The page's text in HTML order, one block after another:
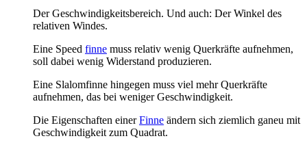
Der Geschwindigkeitsbereich. Und auch: Der Winkel des
relativen Windes.
Eine Speed finne muss relativ wenig Querkräfte aufnehmen,
soll dabei wenig Widerstand produzieren.
Eine Slalomfinne hingegen muss viel mehr Querkräfte
aufnehmen, das bei weniger Geschwindigkeit.
Die Eigenschaften einerFinne ändern sich ziemlich ganeu mit
Geschwindigkeit zum Quadrat.